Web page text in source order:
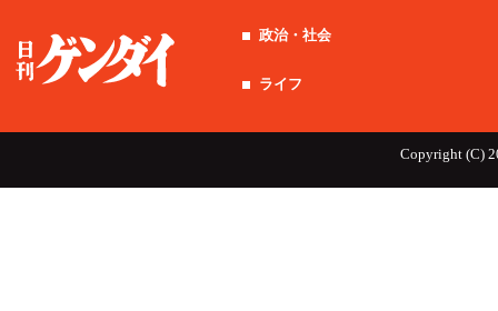
政治・社会
ライフ
Copyright (C)